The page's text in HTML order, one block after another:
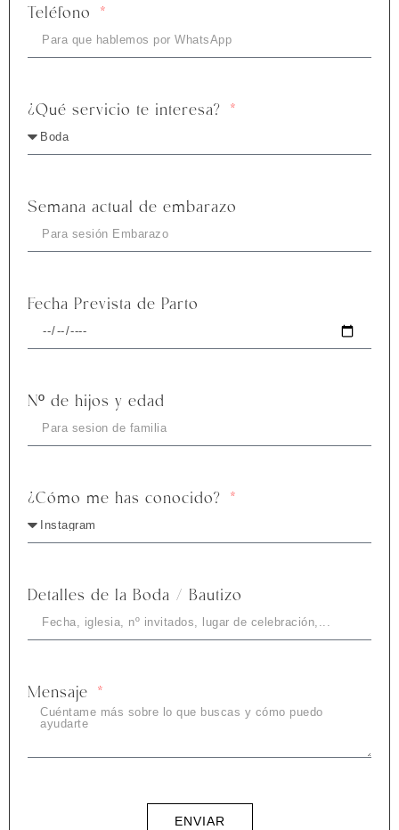
Teléfono
¿Qué servicio te interesa?
Semana actual de embarazo
Fecha Prevista de Parto
Nº de hijos y edad
¿Cómo me has conocido?
Detalles de la Boda / Bautizo
Mensaje
ENVIAR